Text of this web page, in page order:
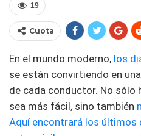
19
Cuota
En el mundo moderno, los
se están convirtiendo en
de cada conductor. No sólo
sea más fácil, sino también
Aquí encontrará los últimos